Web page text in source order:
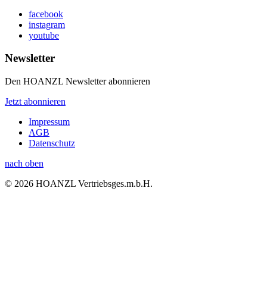
facebook
instagram
youtube
Newsletter
Den HOANZL Newsletter abonnieren
Jetzt abonnieren
Impressum
AGB
Datenschutz
nach oben
© 2026 HOANZL Vertriebsges.m.b.H.